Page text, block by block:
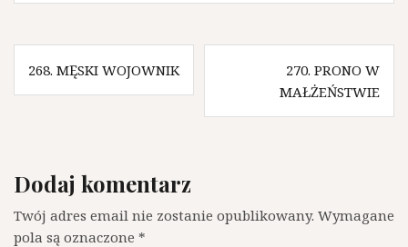
Nawigacja
wpisu
268. MĘSKI WOJOWNIK
270. PRONO W
MAŁŻEŃSTWIE
Dodaj komentarz
Twój adres email nie zostanie opublikowany. Wymagane
pola są oznaczone *